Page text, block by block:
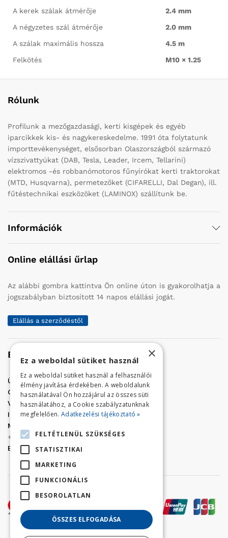
A kerek szálak átmérője
2.4 mm
A négyzetes szál átmérője
2.0 mm
A szálak maximális hossza
4.5 m
Felkötés
M10 × 1.25
Rólunk
Profilunk a mezőgazdasági, kerti kisgépek és egyéb
iparcikkek kis- és nagykereskedelme. 1991 óta folytatunk
importtevékenységet, elsősorban Olaszországból származó
vízszivattyúkat (DAB, Tesla, Leader, Ircem, Tellarini)
elektromos -és robbanómotoros fűnyírókat kerti traktorokat
(MTD, Husqvarna), permetezőket (CIFARELLI, Dal Degan), ill.
fűtéstechnikai eszközöket (LAMINOX) szállítunk be.
Információk
Online elállási űrlap
Az alábbi gombra kattintva Ön online úton is gyakorolhatja a
jogszabályban biztosított 14 napos elállási jogát.
Elállás a szerződéstől
Elérhetőség
Üzletünk címe:
Szolnok, Vércse út 17.
Golf Center Áruház:06 (56) 423-324
VÁR-Kert Áruház: 06 (56) 429-771
Iroda:06 (56) 421-857
Megrendelés, termék információ:
+36 (70) 938-3356
E-mail:
golfaruhaz@gmail.com
×
Ez a weboldal sütiket használ
Ez a weboldal sütiket használ a felhasználói
élmény javítása érdekében. A weboldalunk
használatával Ön hozzájárul az összes süti
használatához, a Cookie szabályzatunknak
megfelelően. Adatkezelési tájékoztató »
FELTÉTLENÜL SZÜKSÉGES
STATISZTIKAI
MARKETING
FUNKCIONÁLIS
BESOROLATLAN
ÖSSZES ELFOGADÁSA